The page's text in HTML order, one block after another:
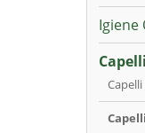
Igiene
Capelli